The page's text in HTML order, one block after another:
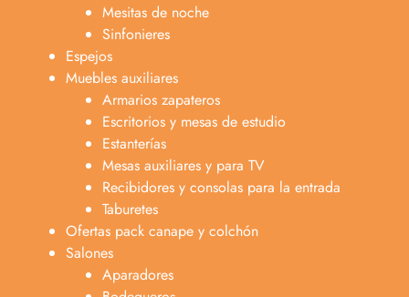
Mesitas de noche
Sinfonieres
Espejos
Muebles auxiliares
Armarios zapateros
Escritorios y mesas de estudio
Estanterías
Mesas auxiliares y para TV
Recibidores y consolas para la entrada
Taburetes
Ofertas pack canape y colchón
Salones
Aparadores